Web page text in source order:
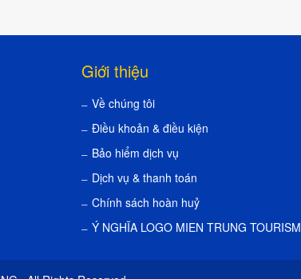
Giới thiệu
Về chúng tôi
Điều khoản & điều kiện
Bảo hiểm dịch vụ
Dịch vụ & thanh toán
Chính sách hoàn huỷ
Ý NGHĨA LOGO MIEN TRUNG TOURISM